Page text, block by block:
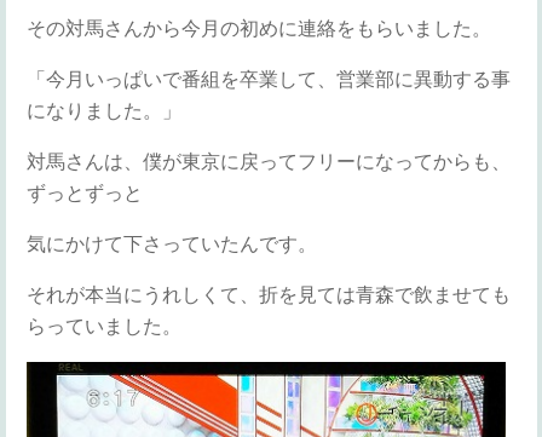
その対馬さんから今月の初めに連絡をもらいました。
「今月いっぱいで番組を卒業して、営業部に異動する事
になりました。」
対馬さんは、僕が東京に戻ってフリーになってからも、
ずっとずっと
気にかけて下さっていたんです。
それが本当にうれしくて、折を見ては青森で飲ませても
らっていました。